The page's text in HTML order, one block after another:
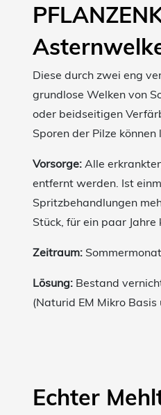
Diese durch zwei eng
grundlose Welken von
oder beidseitigen
Sporen der Pilze
Vorsorge: Alle
entfernt werden. Ist
Spritzbehandlungen
Stück, für ein paar
Zeitraum:
Lösung: Bestand
(Naturid EM Mikro
Echter